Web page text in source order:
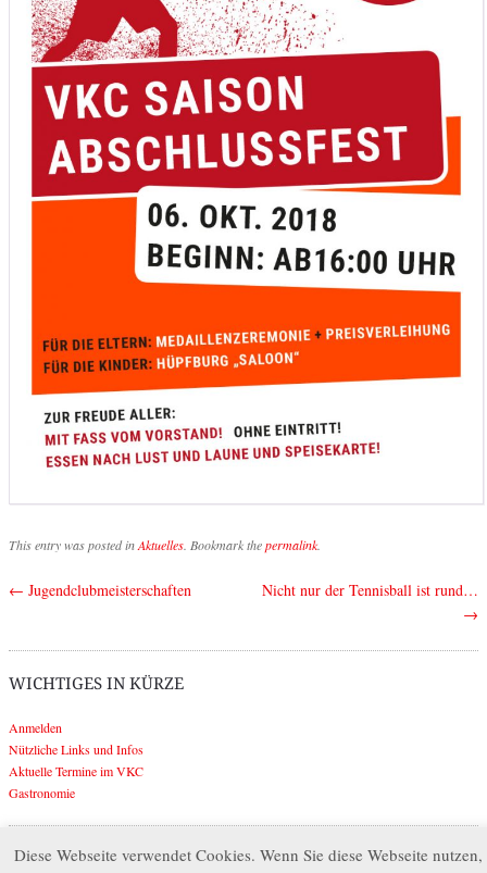
This entry was posted inAktuelles . Bookmark thepermalink.
Post navigation
← Jugendclubmeisterschaften
Nicht nur der Tennisball ist rund…
→
WICHTIGES IN KÜRZE
Anmelden
Nützliche Links und Infos
Aktuelle Termine im VKC
Gastronomie
Search
Diese Webseite verwendet Cookies. Wenn Sie diese Webseite nutzen,